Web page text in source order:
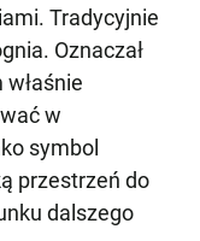
Tradycyjnie
Oznaczał
w
symbol
przestrzeń do
dalszego